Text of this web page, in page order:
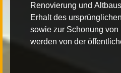
Renovierung und
Erhalt des
sowie zur Schonung von
werden von der